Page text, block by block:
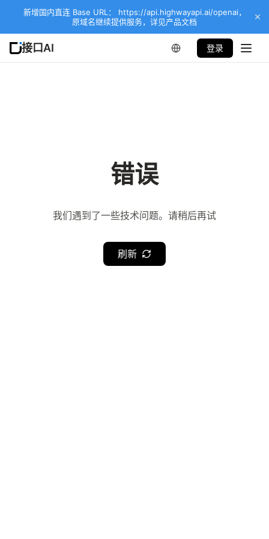
新增国内直连 Base URL： https://api.highwayapi.ai/openai，
原域名继续提供服务，详见产品文档
接口AI 登录
错误
我们遇到了一些技术问题。请稍后再试
刷新